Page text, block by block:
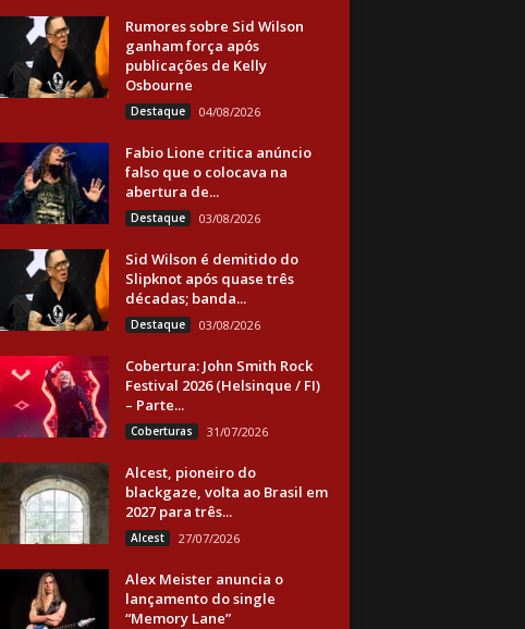
Rumores sobre Sid Wilson
ganham força após
publicações de Kelly
Osbourne
Destaque 04/08/2026
Fabio Lione critica anúncio
falso que o colocava na
abertura de...
Destaque 03/08/2026
Sid Wilson é demitido do
Slipknot após quase três
décadas; banda...
Destaque 03/08/2026
Cobertura: John Smith Rock
Festival 2026 (Helsinque / FI)
– Parte...
Coberturas 31/07/2026
Alcest, pioneiro do
blackgaze, volta ao Brasil em
2027 para três...
Alcest 27/07/2026
Alex Meister anuncia o
lançamento do single
“Memory Lane”